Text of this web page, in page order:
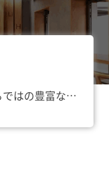
和食に洋食、中華まで！大衆食堂ならではの豊富なメニュー。特に新鮮魚介を活かした料理が自慢です。真心こめた手づくりの味を、ぜひご家庭で！